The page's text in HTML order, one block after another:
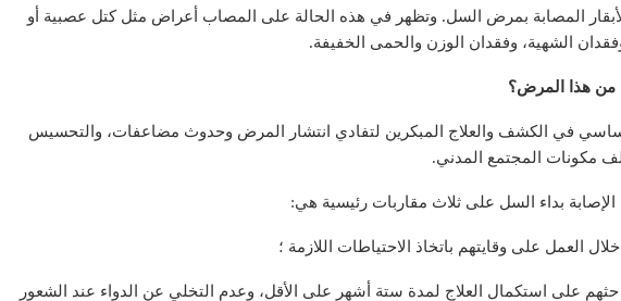
المصابة بمرض السل. وتظهر في هذه الحالة على المصاب أعراض مثل كتل عصبية أو
الشهية، وفقدان الوزن والحمى الخفيفة.
في الكشف والعلاج المبكرين لتفادي انتشار المرض وحدوث مضاعفات، والتحسيس
مكونات المجتمع المدني.
بداء السل على ثلاث مقاربات رئيسية هي:
العمل على وقايتهم باتخاذ الاحتياطات اللازمة ؛
على استكمال العلاج لمدة ستة أشهر على الأقل، وعدم التخلي عن الدواء عند الشعور
لحنش شراف: الاقتطاع من المبع حيف